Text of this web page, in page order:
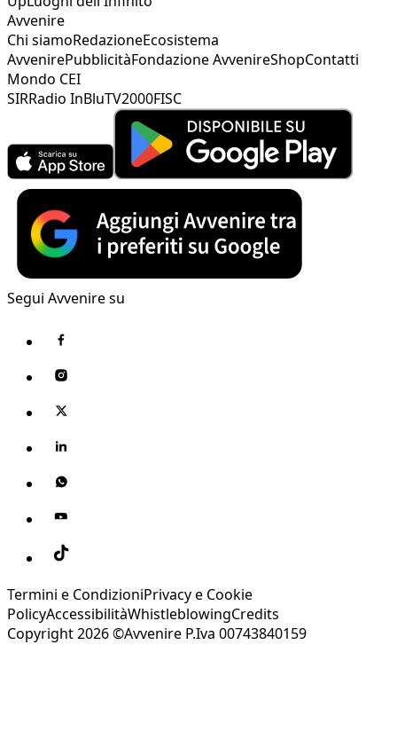
Avvenire
Chi siamoRedazioneEcosistema
AvvenirePubblicitàFondazione AvvenireShopContatti
Mondo CEI
SIRRadio InBluTV2000FISC
Segui Avvenire su
Termini e CondizioniPrivacy e Cookie
PolicyAccessibilitàWhistleblowingCredits
Copyright 2026 ©Avvenire P.Iva 00743840159